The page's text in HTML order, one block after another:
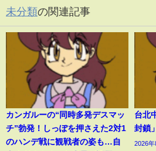
未分類の関連記事
カンガルーの“同時多発デスマッ
チ”勃発！しっぽを押さえた2対1
のハンデ戦に観戦者の姿も…自
台北
封鎖
2026年